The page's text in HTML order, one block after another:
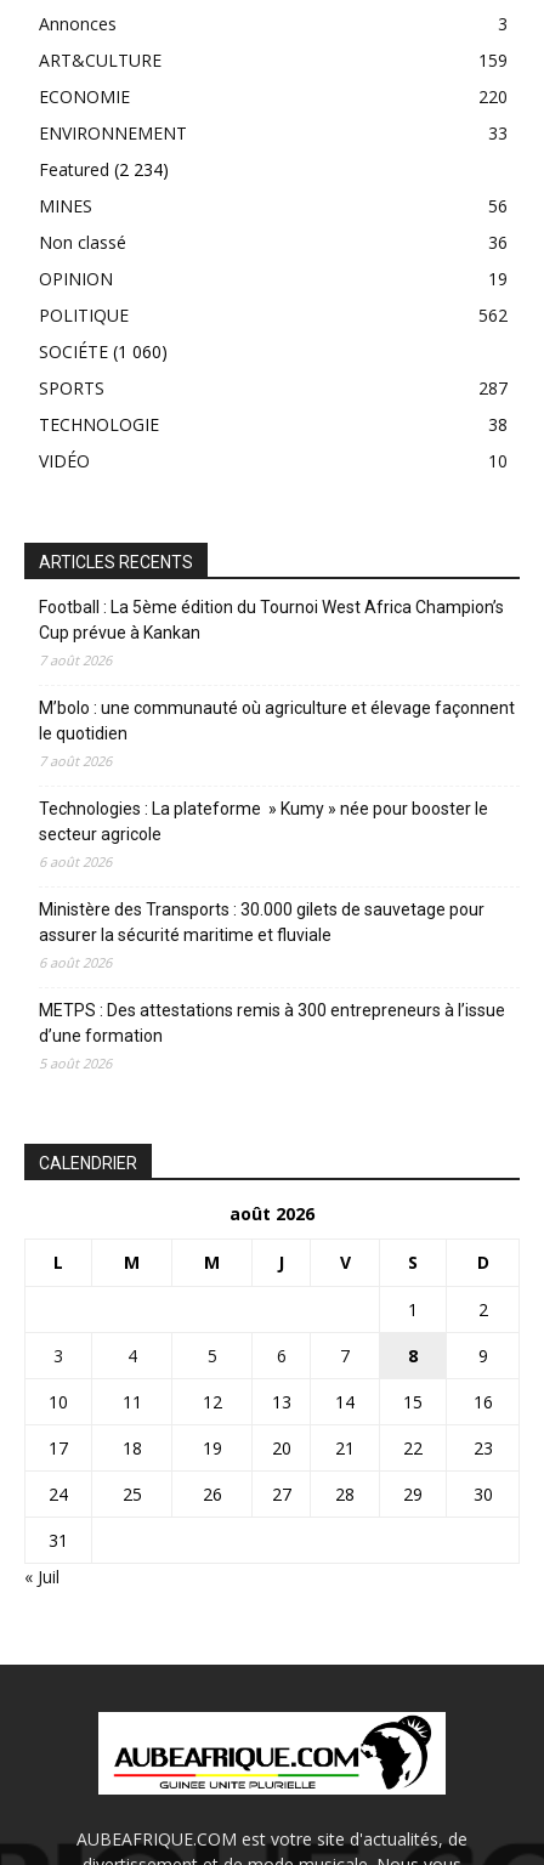
Annonces
3
ART&CULTURE
159
ECONOMIE
220
ENVIRONNEMENT
33
Featured (2 234)
MINES
56
Non classé
36
OPINION
19
POLITIQUE
562
SOCIÉTE (1 060)
SPORTS
287
TECHNOLOGIE
38
VIDÉO
10
ARTICLES RECENTS
Football : La 5ème édition du Tournoi West Africa Champion’s
Cup prévue à Kankan
7 août 2026
M’bolo : une communauté où agriculture et élevage façonnent
le quotidien
7 août 2026
Technologies : La plateforme » Kumy » née pour booster le
secteur agricole
6 août 2026
Ministère des Transports : 30.000 gilets de sauvetage pour
assurer la sécurité maritime et fluviale
6 août 2026
METPS : Des attestations remis à 300 entrepreneurs à l’issue
d’une formation
5 août 2026
CALENDRIER
août 2026
L M M J V S D
1
2
3
4 5 6 7 8
9
10
11 12 13 14 15
16
17
18 19 20 21 22
23
24
25 26 27 28 29
30
31
« Juil
AUBEAFRIQUE.COM est votre site d'actualités, de